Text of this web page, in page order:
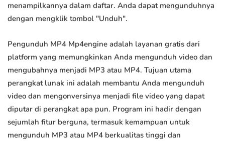
menampilkannya dalam daftar. Anda dapat mengunduhnya
dengan mengklik tombol "Unduh".
Pengunduh MP4 Mp4engine adalah layanan gratis dari
platform yang memungkinkan Anda mengunduh video dan
mengubahnya menjadi MP3 atau MP4. Tujuan utama
perangkat lunak ini adalah membantu Anda mengunduh
video dan mengonversinya menjadi file video yang dapat
diputar di perangkat apa pun. Program ini hadir dengan
sejumlah fitur berguna, termasuk kemampuan untuk
mengunduh MP3 atau MP4 berkualitas tinggi dan